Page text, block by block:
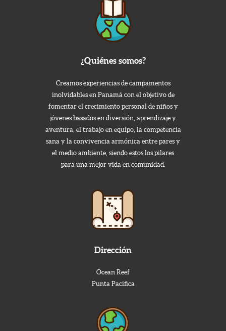
¿Quiénes somos?
Creamos experiencias de campamentos
inolvidables en Panamá con el objetivo de
fomentar el crecimiento personal de niños y
jóvenes basados en diversión, aprendizaje y
aventura, el trabajo en equipo, la competencia
sana y la convivencia armónica entre pares y
el medio ambiente, siendo estos los pilares
para una mejor vida en comunidad.
Dirección
Ocean Reef
Punta Pacifica